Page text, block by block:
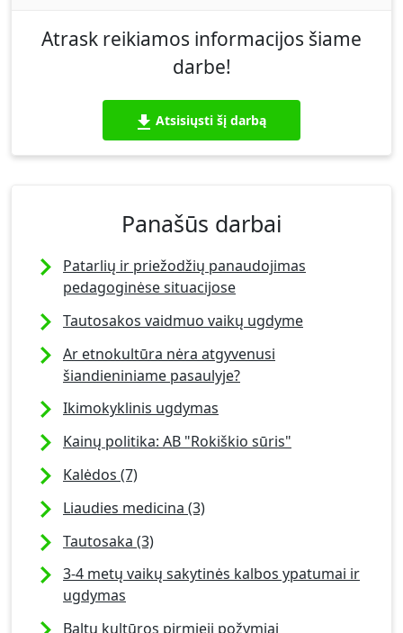
Atrask reikiamos informacijos šiame
darbe!
Atsisiųsti šį darbą
Panašūs darbai
Patarlių ir priežodžių panaudojimas
pedagoginėse situacijose
Tautosakos vaidmuo vaikų ugdyme
Ar etnokultūra nėra atgyvenusi
šiandieniniame pasaulyje?
Ikimokyklinis ugdymas
Kainų politika: AB "Rokiškio sūris"
Kalėdos (7)
Liaudies medicina (3)
Tautosaka (3)
3-4 metų vaikų sakytinės kalbos ypatumai ir
ugdymas
Baltų kultūros pirmieji požymiai